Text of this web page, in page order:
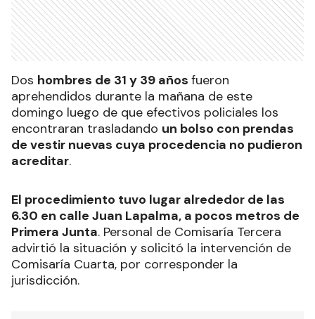
Dos hombres de 31 y 39 años fueron
aprehendidos durante la mañana de este
domingo luego de que efectivos policiales los
encontraran trasladando un bolso con prendas
de vestir nuevas cuya procedencia no pudieron
acreditar.
El procedimiento tuvo lugar alrededor de las
6.30 en calle Juan Lapalma, a pocos metros de
Primera Junta. Personal de Comisaría Tercera
advirtió la situación y solicitó la intervención de
Comisaría Cuarta, por corresponder la
jurisdicción.